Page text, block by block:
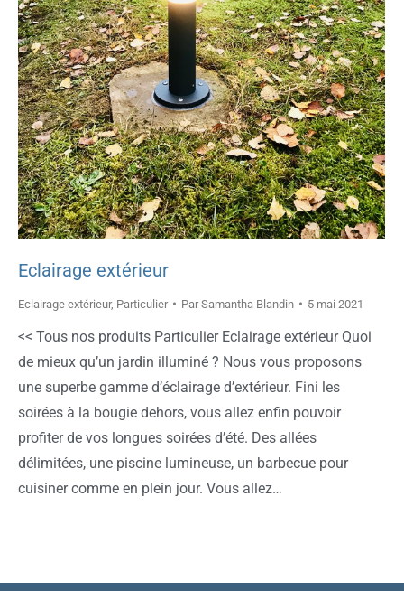
Eclairage extérieur
Eclairage extérieur, Particulier ParSamantha Blandin 5 mai 2021
<< Tous nos produits Particulier Eclairage extérieur Quoi
de mieux qu’un jardin illuminé ? Nous vous proposons
une superbe gamme d’éclairage d’extérieur. Fini les
soirées à la bougie dehors, vous allez enfin pouvoir
profiter de vos longues soirées d’été. Des allées
délimitées, une piscine lumineuse, un barbecue pour
cuisiner comme en plein jour. Vous allez…